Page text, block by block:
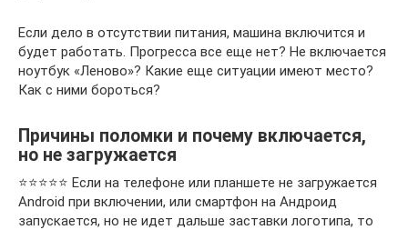
Если дело в отсутствии питания, машина включится и
будет работать. Прогресса все еще нет? Не включается
ноутбук «Леново»? Какие еще ситуации имеют место?
Как с ними бороться?
Причины поломки и почему включается,
но не загружается
⭐️⭐️⭐️⭐️⭐️ Если на телефоне или планшете не загружается
Android при включении, или смартфон на Андроид
запускается, но не идет дальше заставки логотипа, то